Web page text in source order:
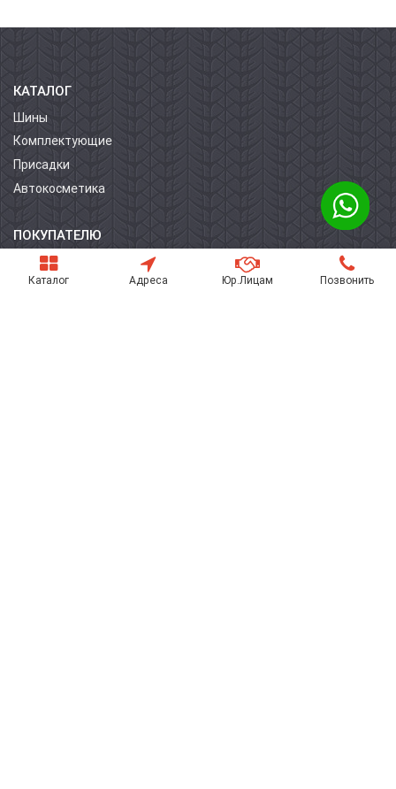
КАТАЛОГ
Шины
Комплектующие
Присадки
Автокосметика
ПОКУПАТЕЛЮ
О компании
Контакты
Каталог Адреса Юр.Лицам Позвонить